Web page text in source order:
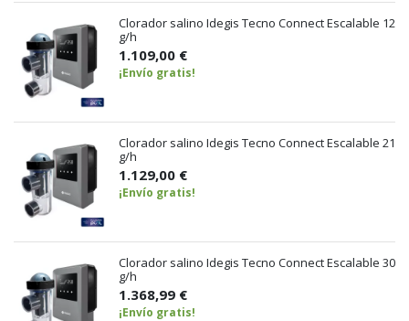
Clorador salino Idegis Tecno Connect Escalable 12
g/h
1.109,00 €
¡Envío gratis!
Clorador salino Idegis Tecno Connect Escalable 21
g/h
1.129,00 €
¡Envío gratis!
Clorador salino Idegis Tecno Connect Escalable 30
g/h
1.368,99 €
¡Envío gratis!